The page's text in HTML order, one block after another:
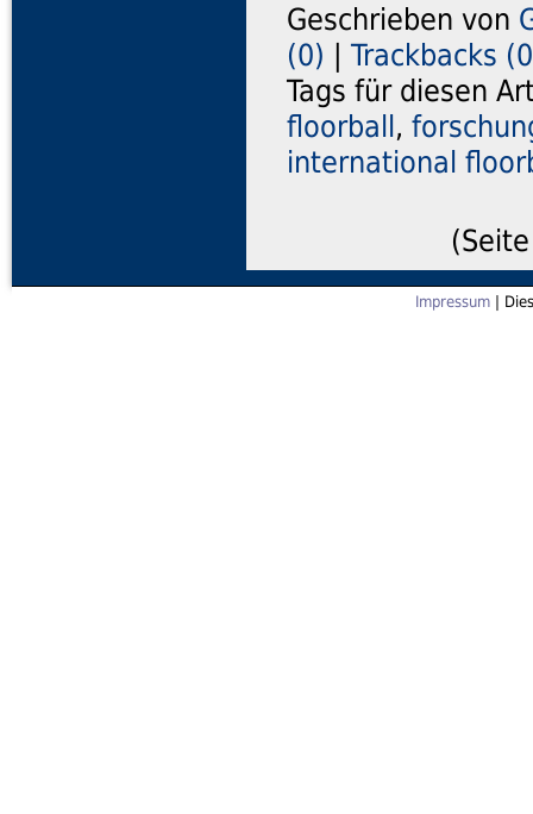
Geschrieben von
(0) |Trackbacks
Tags für diesen
floorball,
international
Impressum |